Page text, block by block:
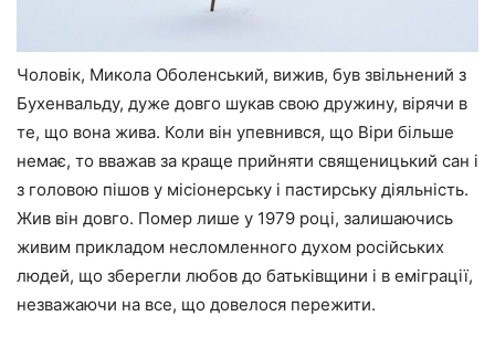
Чоловік, Микола Оболенський, вижив, був звільнений з
Бухенвальду, дуже довго шукав свою дружину, вірячи в
те, що вона жива. Коли він упевнився, що Віри більше
немає, то вважав за краще прийняти священицький сан і
з головою пішов у місіонерську і пастирську діяльність.
Жив він довго. Помер лише у 1979 році, залишаючись
живим прикладом несломленного духом російських
людей, що зберегли любов до батьківщини і в еміграції,
незважаючи на все, що довелося пережити.